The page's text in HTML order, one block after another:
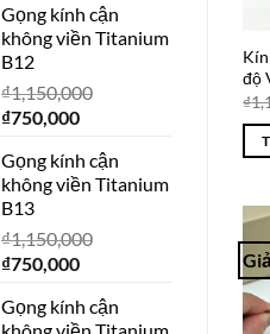
Gọng kính cận
không viền Titanium
B12
₫1,150,000
Giá
là:
₫1,150,000.
₫750,000Giá
tại
là:
Gọng kính cận
không viền Titanium
B13
₫1,150,000
Giá
là:
₫750,000Giá
tại
Gọng kính cận
không viền Titanium
độ
₫